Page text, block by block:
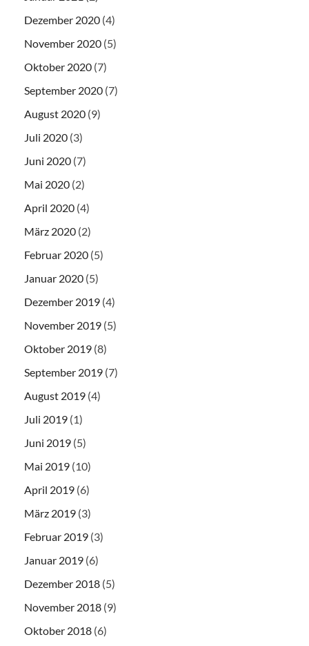
Dezember 2020 (4)
November 2020 (5)
Oktober 2020 (7)
September 2020 (7)
August 2020 (9)
Juli 2020 (3)
Juni 2020 (7)
Mai 2020 (2)
April 2020 (4)
März 2020 (2)
Februar 2020 (5)
Januar 2020 (5)
Dezember 2019 (4)
November 2019 (5)
Oktober 2019 (8)
September 2019 (7)
August 2019 (4)
Juli 2019 (1)
Juni 2019 (5)
Mai 2019 (10)
April 2019 (6)
März 2019 (3)
Februar 2019 (3)
Januar 2019 (6)
Dezember 2018 (5)
November 2018 (9)
Oktober 2018 (6)